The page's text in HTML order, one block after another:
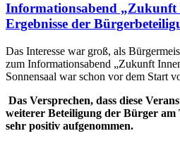
Informationsabend „Zukunft
Ergebnisse der
Das Interesse war groß, als
zum Informationsabend „Zukunft
Sonnensaal war schon vor dem Start
Das Versprechen, dass diese
weiterer Beteiligung der Bürger am
sehr positiv aufgenommen.